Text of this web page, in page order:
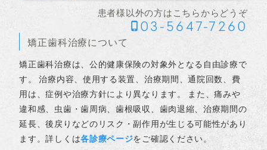
患者様以外の方はこちらからどうぞ
03-5647-7260
矯正歯科治療について
矯正歯科治療は、公的健康保険の対象外となる自由診療で
す。 治療内容、使用する装置、治療期間、通院回数、費
用は、症例や治療方針により異なります。 また、痛みや
違和感、虫歯・歯周病、歯根吸収、歯肉退縮、治療期間の
延長、後戻りなどのリスク・副作用が生じる可能性があり
ます。詳しくは各診療ページをご確認ください。